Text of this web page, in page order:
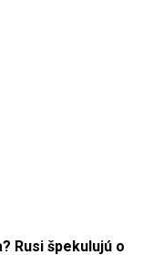
Rusi špekulujú o